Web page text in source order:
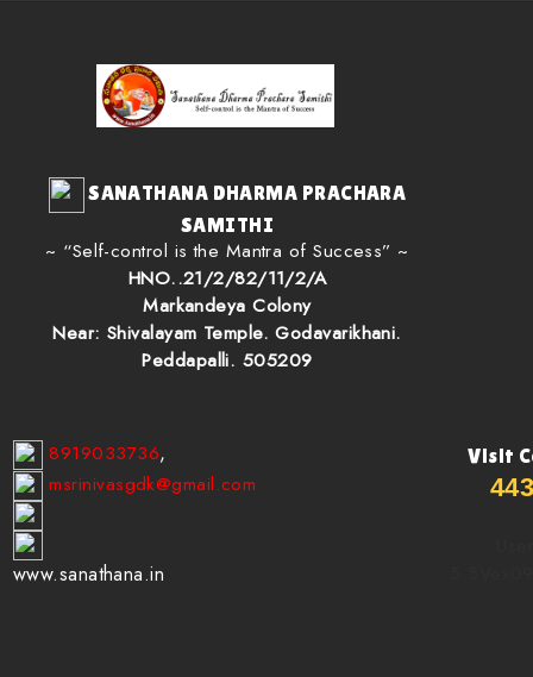
SANATHANA DHARMA PRACHARA
SAMITHI
~ “Self-control is the Mantra of Success” ~
HNO..21/2/82/11/2/A
Markandeya Colony
Near: Shivalayam Temple. Godavarikhani.
Peddapalli. 505209
8919033736,
msrinivasgdk@gmail.com
www.sanathana.in
Visit